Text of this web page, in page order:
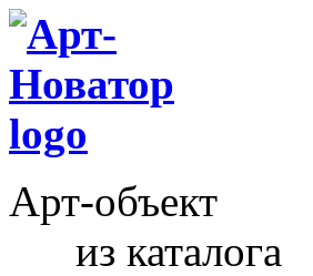
Арт-объект
из каталога